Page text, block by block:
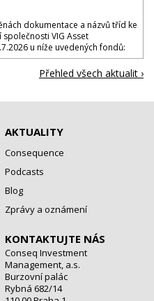
dokumentace a názvů tříd ke
VIG Asset
u níže uvedených fondů:
Přehled všech aktualit ›
AKTUALITY
Consequence
Podcasts
Blog
Zprávy a oznámení
KONTAKTUJTE NÁS
Conseq Investment
Management, a.s.
Burzovní palác
Rybná 682/14